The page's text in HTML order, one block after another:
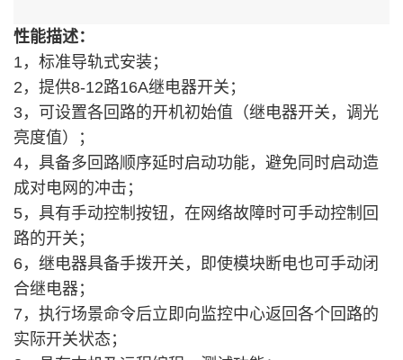
性能描述：
1，标准导轨式安装；
2，提供8-12路16A继电器开关；
3，可设置各回路的开机初始值（继电器开关，调光
亮度值）；
4，具备多回路顺序延时启动功能，避免同时启动造
成对电网的冲击；
5，具有手动控制按钮，在网络故障时可手动控制回
路的开关；
6，继电器具备手拨开关，即使模块断电也可手动闭
合继电器；
7，执行场景命令后立即向监控中心返回各个回路的
实际开关状态；